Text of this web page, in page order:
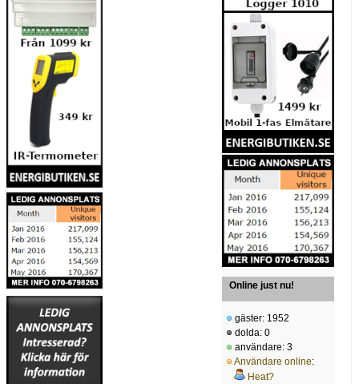
Online just nu!
gäster: 1952
dolda: 0
användare: 3
Användare online:
Heat?